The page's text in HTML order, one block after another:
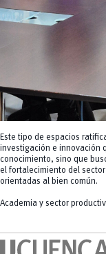
Este tipo de espacios
investigación e innovación
conocimiento, sino que
el fortalecimiento del
orientadas al bien común.
Academia y sector